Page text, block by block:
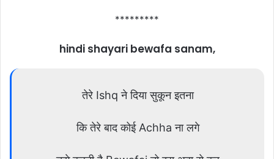
*********
hindi shayari bewafa sanam,
तेरे Ishq ने दिया सुकून इतना
कि तेरे बाद कोई Achha ना लगे